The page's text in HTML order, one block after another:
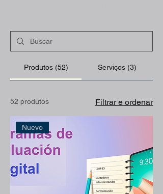
Produtos (52) Serviços (3)
52 produtos Filtrar e ordenar
Nuevo